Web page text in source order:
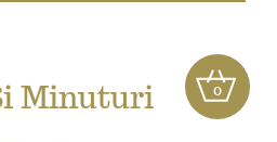
Minuturi 0